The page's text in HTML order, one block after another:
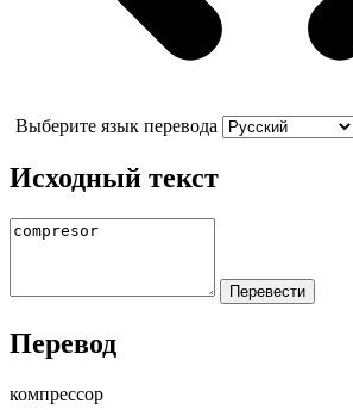
Выберите язык перевода
Исходный текст
Перевод
компрессор